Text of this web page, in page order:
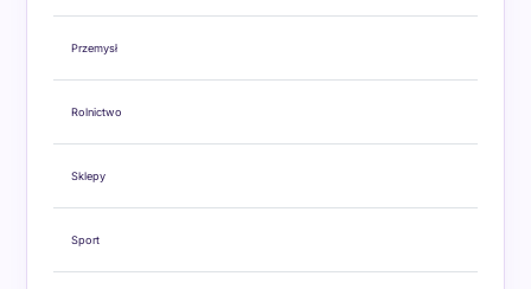
Przemysł
Rolnictwo
Sklepy
Sport